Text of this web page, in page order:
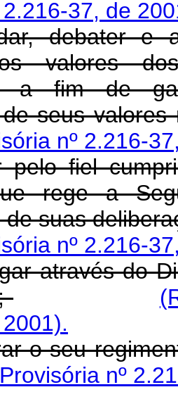
37, de
debater e
valores
a fim de
de seus
nº 2.216-
pelo fiel
rege a
de suas
nº 2.216-
através do
o seu
nº